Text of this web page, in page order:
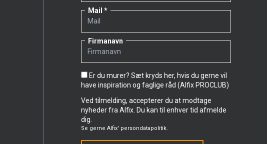
Mail
Firmanavn
Er du murer? Sæt kryds her, hvis du gerne vil
have inspiration og faglige råd (Alfix PROCLUB)
Ved tilmelding, accepterer du at modtage
nyheder fra Alfix. Du kan til enhver tid afmelde
dig.
Se gerne Alfix' persondatapolitik.